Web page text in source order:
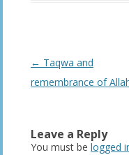
Post
navigation
← Taqwa and
remembrance of
Leave a Reply
You must be logged